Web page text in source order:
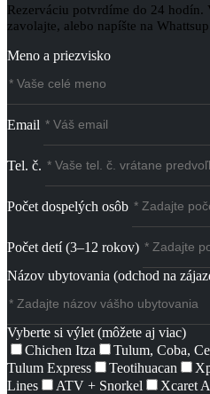
Rezerváciu potvrdíme do 24 hodín.
zavolajte, alebo napíšte na Whattsup.
Meno a priezvisko
Email
Tel. č.
Počet dospelých osôb
Počet detí (3–12 rokov)
Názov ubytovania (odchod na
Vyberte si výlet (môžete aj viac)
Chichen Itza
Tulum, Coba,
Tulum Express
Teotihuacan
Lines
ATV + Snorkel Xcaret